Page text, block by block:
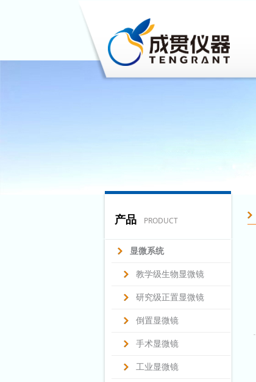
产品 PRODUCT
显微系统
教学级生物显微镜
研究级正置显微镜
倒置显微镜
手术显微镜
工业显微镜